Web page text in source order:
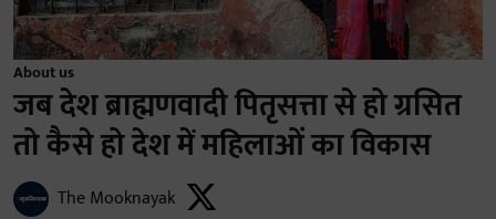
About us
जब देश ब्राह्मणवादी पितृसत्ता से हो ग्रसित
तो कैसे हो देश में महिलाओं का विकास
The Mooknayak